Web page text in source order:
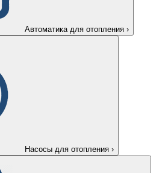
Автоматика для отопления ›
Насосы для отопления ›